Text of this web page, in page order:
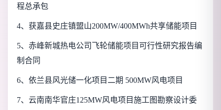
程总承包
4、获嘉县史庄镇盟山200MW/400MWh共享储能项目
5、赤峰新城热电公司飞轮储能项目可行性研究报告编
制合同
6、依兰县风光储一化项目二期 500MW风电项目
7、云南南华官庄125MW风电项目施工图勘察设计委